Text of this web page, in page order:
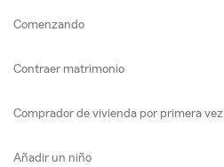
Comenzando
Contraer matrimonio
Comprador de vivienda por primera vez
Añadir un niño